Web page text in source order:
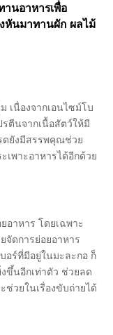
านอาหารเพื่อ
หันมาทานผัก ผลไม้
เนื่องจากเอนไซม์โบ
ตีนจากเนื้อสัตว์ให้มี
ดยังมีสรรพคุณช่วย
เพาะอาหารได้อีกด้วย
าหาร โดยเฉพาะ
จัดการย่อยอาหาร
อร์ที่มีอยู่ในมะละกอ ก็
ขึ้นอีกเท่าตัว ช่วยลด
ช่วยในเรื่องขับถ่ายได้